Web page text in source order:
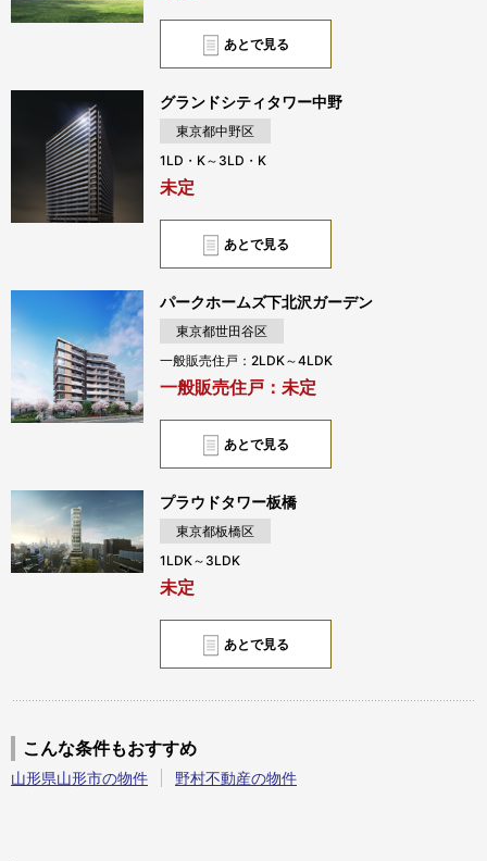
あとで見る
あとで見る
グランドシティタワー中野
東京都中野区
1LD・K～3LD・K
未定
あとで見る
パークホームズ下北沢ガーデン
東京都世田谷区
一般販売住戸：2LDK～4LDK
一般販売住戸：未定
あとで見る
プラウドタワー板橋
東京都板橋区
1LDK～3LDK
未定
こんな条件もおすすめ
山形県山形市の物件 野村不動産の物件